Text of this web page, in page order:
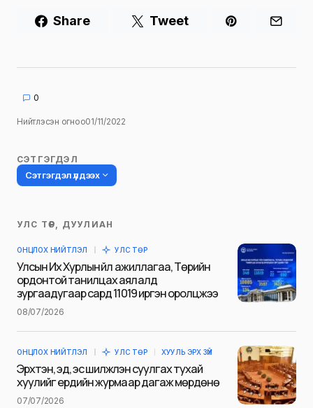
Share Tweet
0
Нийтлэсэн огноо01/11/2022
СЭТГЭГДЭЛ
Сэтгэгдэл үлдээх
Таны имэйл хаягийг нийтлэхгүй.
тэмдэглэсэн
Name
УЛС ТӨР, ДУУЛИАН
ОНЦЛОХ НИЙТЛЭЛ УЛС ТӨР
Улсын Их Хурлын үйл ажиллагаа, Төрийн
ордонтой танилцах аялалд
зургаадугаар сард 11019 иргэн оролцжээ
08/07/2026
ОНЦЛОХ НИЙТЛЭЛ УЛС ТӨР ХУУЛЬ ЭРХ ЗҮЙ
Эрхтэн, эд, эс шилжүүлэн суулгах тухай
хуулийг ердийн журмаар дагаж мөрдөнө
07/07/2026